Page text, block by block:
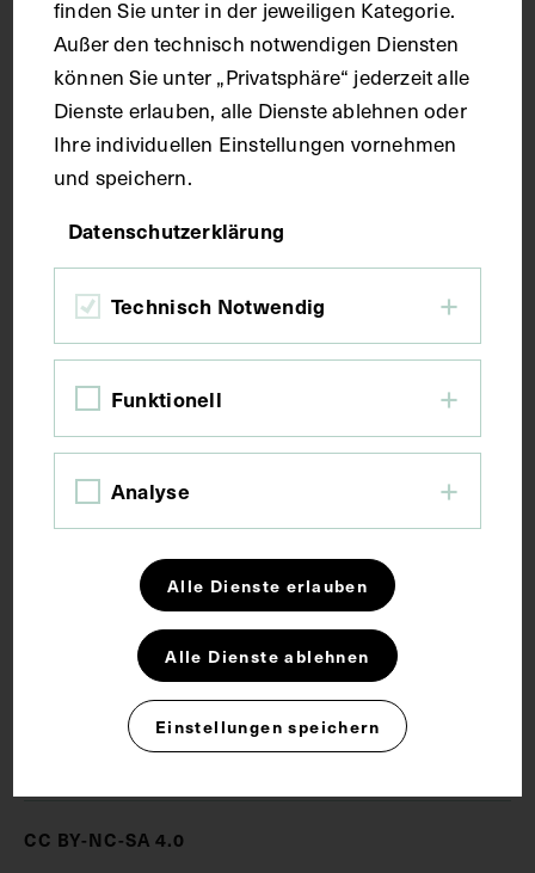
Druck
Maße
Bildmaß inkl. Untergrund 42,8 x 35,5 cm
Bildmaß 39,9 x 29,9 cm
Kurzbeschreibung
und Grafiker, Wien, angefertigt und bei der
Gesellschaft für vervielfältigende Kunst, Wien,
gedruckt.
Schlagwörter
Physiologie
CC BY-NC-SA 4.0
finden Sie unter in der jeweiligen Kategorie.
Außer den technisch notwendigen Diensten
können Sie unter „Privatsphäre“ jederzeit alle
Dienste erlauben, alle Dienste ablehnen oder
Ihre individuellen Einstellungen vornehmen
und speichern.
Datenschutzerklärung
Technisch Notwendig
Funktionell
Analyse
Alle Dienste erlauben
Alle Dienste ablehnen
Einstellungen speichern